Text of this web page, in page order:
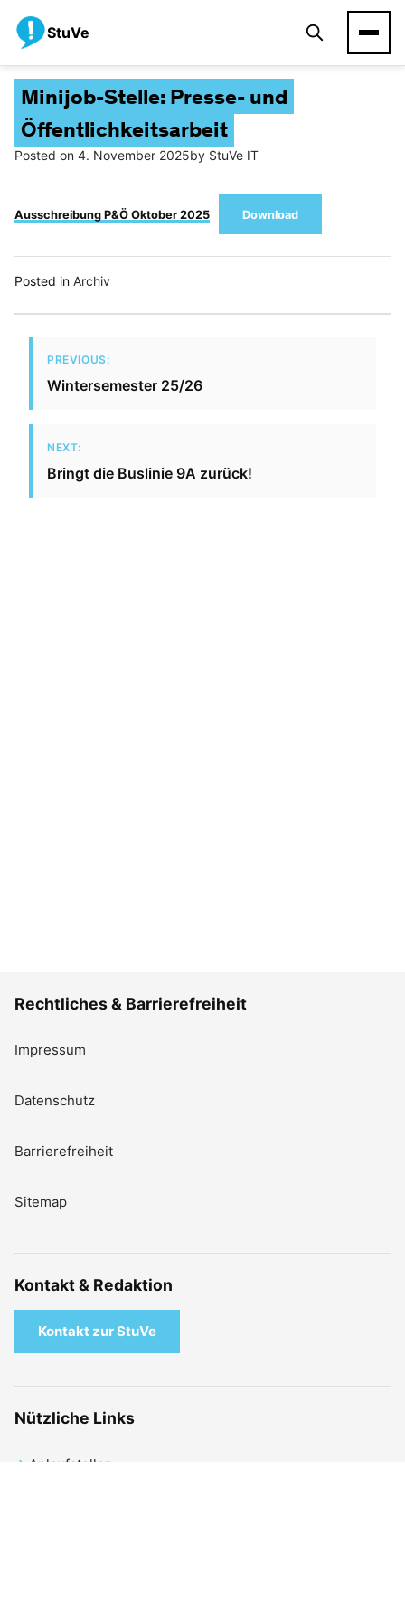
StuVe
Minijob-Stelle: Presse- und
Öffentlichkeitsarbeit
Posted on 4. November 2025by StuVe IT
Ausschreibung P&Ö Oktober 2025 Download
Posted in Archiv
PREVIOUS:
Wintersemester 25/26
NEXT:
Bringt die Buslinie 9A zurück!
Rechtliches & Barrierefreiheit
Impressum
Datenschutz
Barrierefreiheit
Sitemap
Kontakt & Redaktion
Kontakt zur StuVe
Nützliche Links
Anlaufstellen